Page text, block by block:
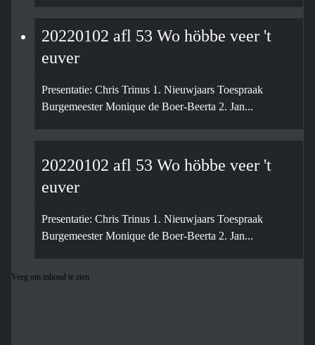
20220102 afl 53 Wo höbbe veer 't
euver
Presentatie: Chris Trinus 1. Nieuwjaars Toespraak
Burgemeester Monique de Boer-Beerta 2. Jan...
20220102 afl 53 Wo höbbe veer 't
euver
Presentatie: Chris Trinus 1. Nieuwjaars Toespraak
Burgemeester Monique de Boer-Beerta 2. Jan...
Veeg om inhoud te zien